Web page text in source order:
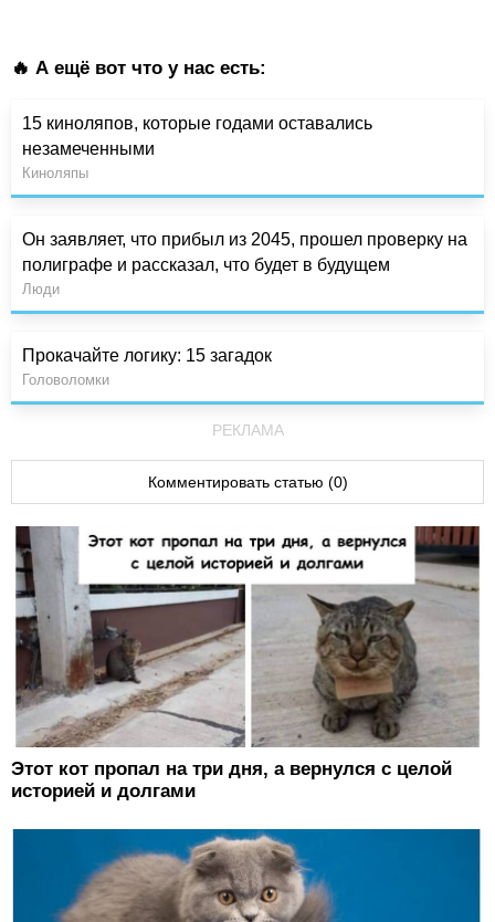
🔥 А ещё вот что у нас есть:
15 киноляпов, которые годами оставались
незамеченными
Киноляпы
Он заявляет, что прибыл из 2045, прошел проверку на
полиграфе и рассказал, что будет в будущем
Люди
Прокачайте логику: 15 загадок
Головоломки
РЕКЛАМА
Комментировать статью (0)
Этот кот пропал на три дня, а вернулся с целой
историей и долгами